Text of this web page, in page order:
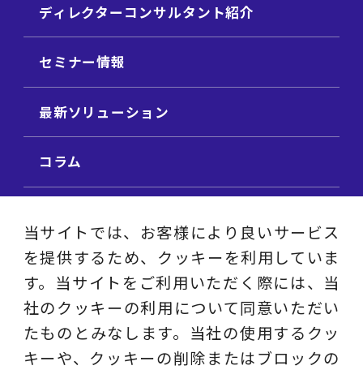
ディレクターコンサルタント紹介
セミナー情報
最新ソリューション
コラム
ビジネステーマ解説集
動画ライブラリ
採用サイト
当サイトでは、お客様により良いサービス
を提供するため、クッキーを利用していま
す。当サイトをご利用いただく際には、当
社のクッキーの利用について同意いただい
たものとみなします。当社の使用するクッ
キーや、クッキーの削除またはブロックの